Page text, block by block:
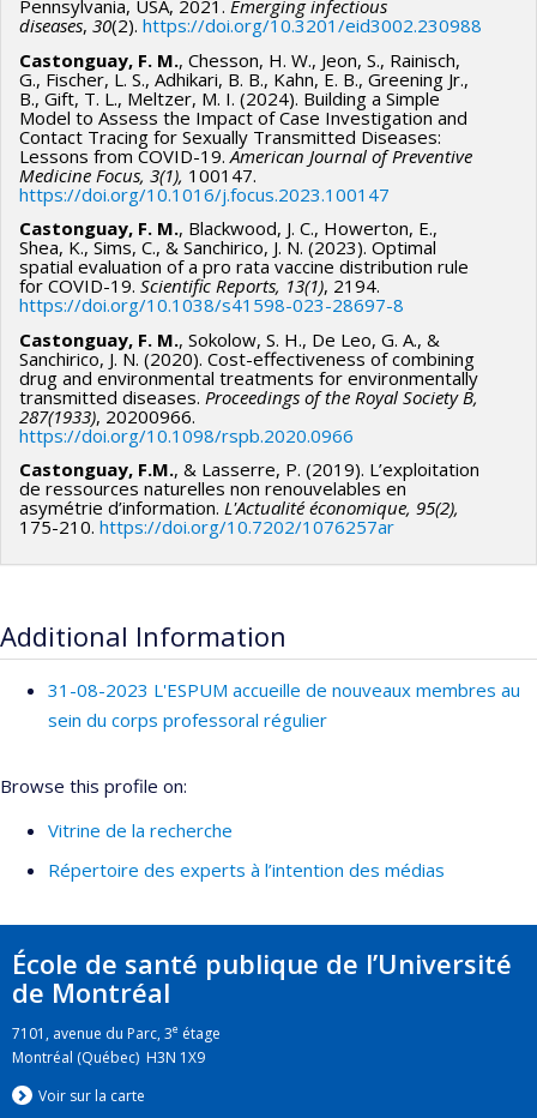
Pennsylvania, USA, 2021. Emerging infectious
diseases, 30(2). https://doi.org/10.3201/eid3002.230988
Castonguay, F. M., Chesson, H. W., Jeon, S., Rainisch,
G., Fischer, L. S., Adhikari, B. B., Kahn, E. B., Greening Jr.,
B., Gift, T. L., Meltzer, M. I. (2024). Building a Simple
Model to Assess the Impact of Case Investigation and
Contact Tracing for Sexually Transmitted Diseases:
Lessons from COVID-19. American Journal of Preventive
Medicine Focus, 3(1), 100147.
https://doi.org/10.1016/j.focus.2023.100147
Castonguay, F. M., Blackwood, J. C., Howerton, E.,
Shea, K., Sims, C., & Sanchirico, J. N. (2023). Optimal
spatial evaluation of a pro rata vaccine distribution rule
for COVID-19. Scientific Reports, 13(1), 2194.
https://doi.org/10.1038/s41598-023-28697-8
Castonguay, F. M., Sokolow, S. H., De Leo, G. A., &
Sanchirico, J. N. (2020). Cost-effectiveness of combining
drug and environmental treatments for environmentally
transmitted diseases. Proceedings of the Royal Society B,
287(1933), 20200966.
https://doi.org/10.1098/rspb.2020.0966
Castonguay, F.M., & Lasserre, P. (2019). L’exploitation
de ressources naturelles non renouvelables en
asymétrie d’information. L'Actualité économique, 95(2),
175-210. https://doi.org/10.7202/1076257ar
Additional Information
31-08-2023 L'ESPUM accueille de nouveaux membres au
sein du corps professoral régulier
Browse this profile on:
Vitrine de la recherche
Répertoire des experts à l’intention des médias
École de santé publique de l’Université
de Montréal
7101, avenue du Parc, 3e étage
Montréal (Québec) H3N 1X9
Voir sur la carte